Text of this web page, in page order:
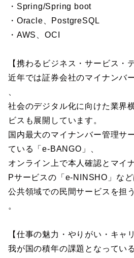
・Spring/Spring boot
・Oracle、PostgreSQL
・AWS、OCI
【携わるビジネス・サービス・
近年では証券会社のマイナンバ
社会のデジタル化に向けた業界
ビスも展開しています。
国内最大のマイナンバー管理サ
ている「e-BANGO」、
オンライン上で本人確認とマイ
Pサービスの「e-NINSHO」など
公共領域での民間サービスを担
。
【仕事の魅力・やりがい・キャ
我が国の積年の課題となってい